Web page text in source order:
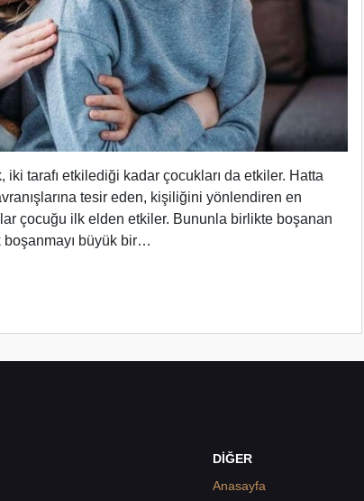
tarafı etkilediği kadar çocukları da etkiler. Hatta
tesir eden, kişiliğini yönlendiren en
çocuğu ilk elden etkiler. Bununla birlikte boşanan
boşanmayı büyük bir…
DİĞER
Anasayfa